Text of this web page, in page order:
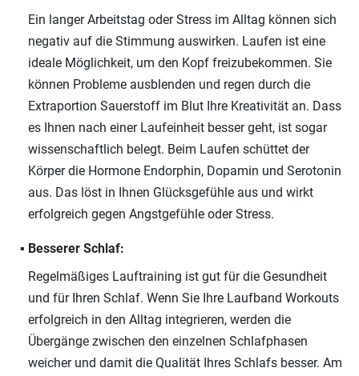
Ein langer Arbeitstag oder Stress im Alltag können sich
negativ auf die Stimmung auswirken. Laufen ist eine
ideale Möglichkeit, um den Kopf freizubekommen. Sie
können Probleme ausblenden und regen durch die
Extraportion Sauerstoff im Blut Ihre Kreativität an. Dass
es Ihnen nach einer Laufeinheit besser geht, ist sogar
wissenschaftlich belegt. Beim Laufen schüttet der
Körper die Hormone Endorphin, Dopamin und Serotonin
aus. Das löst in Ihnen Glücksgefühle aus und wirkt
erfolgreich gegen Angstgefühle oder Stress.
Besserer Schlaf:
Regelmäßiges Lauftraining ist gut für die Gesundheit
und für Ihren Schlaf. Wenn Sie Ihre Laufband Workouts
erfolgreich in den Alltag integrieren, werden die
Übergänge zwischen den einzelnen Schlafphasen
weicher und damit die Qualität Ihres Schlafs besser. Am